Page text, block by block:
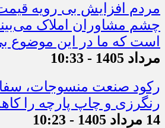
مردم افزایش بی رویه قیمت
چشم مشاوران املاک
است که ما در این موضوع
مرداد 1405 - 10:33
رکود صنعت منسوجات،
رنگرزی و چاپ پارچه را
14 مرداد 1405 - 10:23